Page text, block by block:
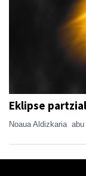
Eklipse
Noaua Aldizkaria